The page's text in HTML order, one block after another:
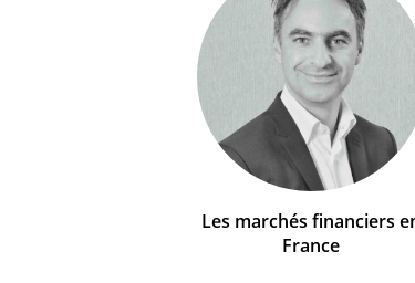
Les marchés financiers
France